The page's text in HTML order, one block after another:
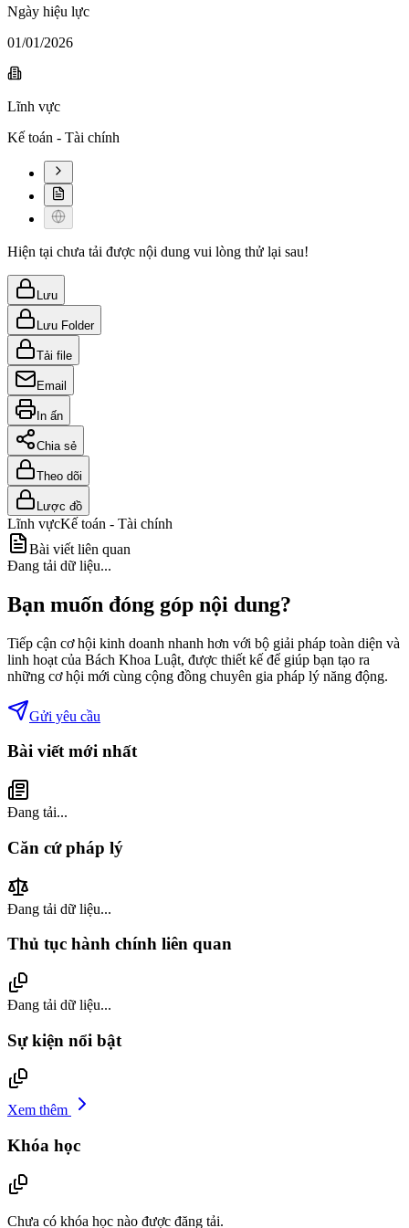
Ngày hiệu lực
01/01/2026
Lĩnh vực
Kế toán - Tài chính
Hiện tại chưa tải được nội dung vui lòng thử lại sau!
Lưu
Lưu Folder
Tải file
Email
In ấn
Chia sẻ
Theo dõi
Lược đồ
Lĩnh vựcKế toán - Tài chính
Bài viết liên quan
Đang tải dữ liệu...
Bạn muốn đóng góp nội dung?
Tiếp cận cơ hội kinh doanh nhanh hơn với bộ giải pháp toàn diện và
linh hoạt của Bách Khoa Luật, được thiết kế để giúp bạn tạo ra
những cơ hội mới cùng cộng đồng chuyên gia pháp lý năng động.
Gửi yêu cầu
Bài viết mới nhất
Đang tải...
Căn cứ pháp lý
Đang tải dữ liệu...
Thủ tục hành chính liên quan
Đang tải dữ liệu...
Sự kiện nổi bật
Xem thêm
Khóa học
Chưa có khóa học nào được đăng tải.